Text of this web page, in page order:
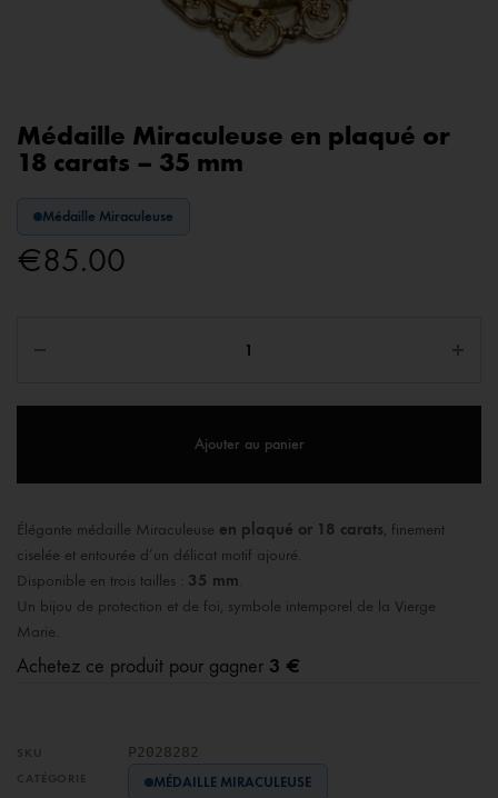
Médaille Miraculeuse en plaqué or
18 carats – 35 mm
Médaille Miraculeuse
€85.00
Ajouter au panier
Élégante médaille Miraculeuse en plaqué or 18 carats, finement
ciselée et entourée d’un délicat motif ajouré.
Disponible en trois tailles : 35 mm.
Un bijou de protection et de foi, symbole intemporel de la Vierge
Marie.
Achetez ce produit pour gagner 3 €
SKU P2028282
CATÉGORIE MÉDAILLE MIRACULEUSE